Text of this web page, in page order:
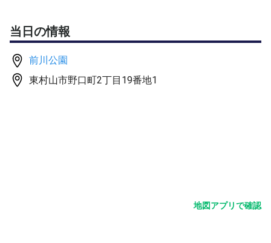
募集レベルは、一般中級～中上級（スクール中上級〜）
主催者は中級上位くらい
〇参加費 コート代を人数で割ります。
す。 雨が上がっても、コート状況により中止になる場合
当日の情報
前川公園
東村山市野口町2丁目19番地1
地図アプリで確認